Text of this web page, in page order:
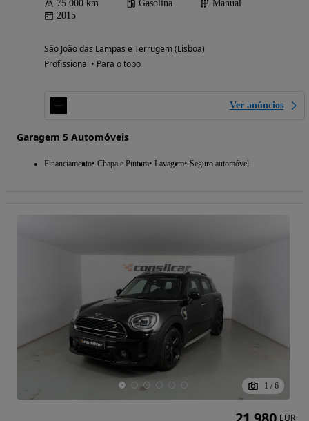
75 000 km Gasolina
Manual
2015
São João das Lampas e Terrugem (Lisboa)
Profissional • Para o topo
Ver anúncios
Garagem 5 Automóveis
Financiamento Chapa e Pintura Lavagem Seguro automóvel
1 / 6
EUR